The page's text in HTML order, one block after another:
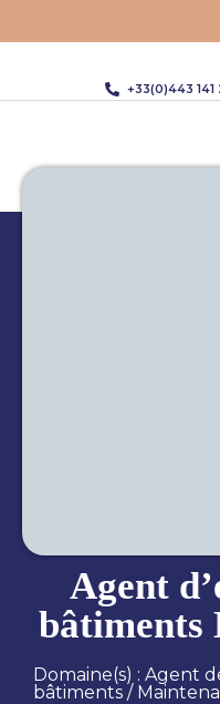
+33(0)443 141
Agent
bâtiments
Domaine(s) : Agent
bâtiments /